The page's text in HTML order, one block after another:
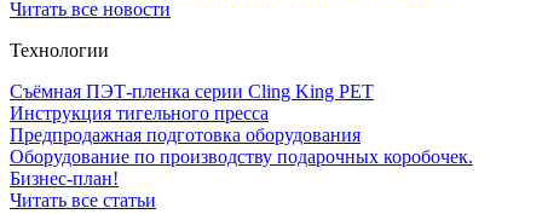
Читать все новости
Технологии
Съёмная ПЭТ-пленка серии Cling King PET
Инструкция тигельного пресса
Предпродажная подготовка оборудования
Оборудование по производству подарочных коробочек.
Бизнес-план!
Читать все статьи